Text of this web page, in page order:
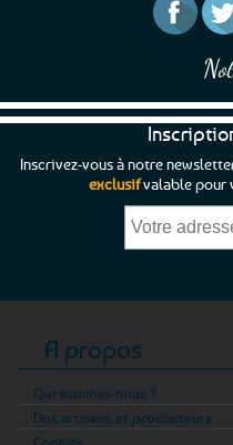
Inscrivez-vous à notre
exclusifvalable pour
A propos
Qui sommes-nous ?
Nos artisans et producteurs
Cookies